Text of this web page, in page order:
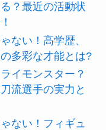
？最近の活動状
ない！高学歴、
多彩な才能とは?
イモンスター？
流選手の実力と
ない！フィギュ